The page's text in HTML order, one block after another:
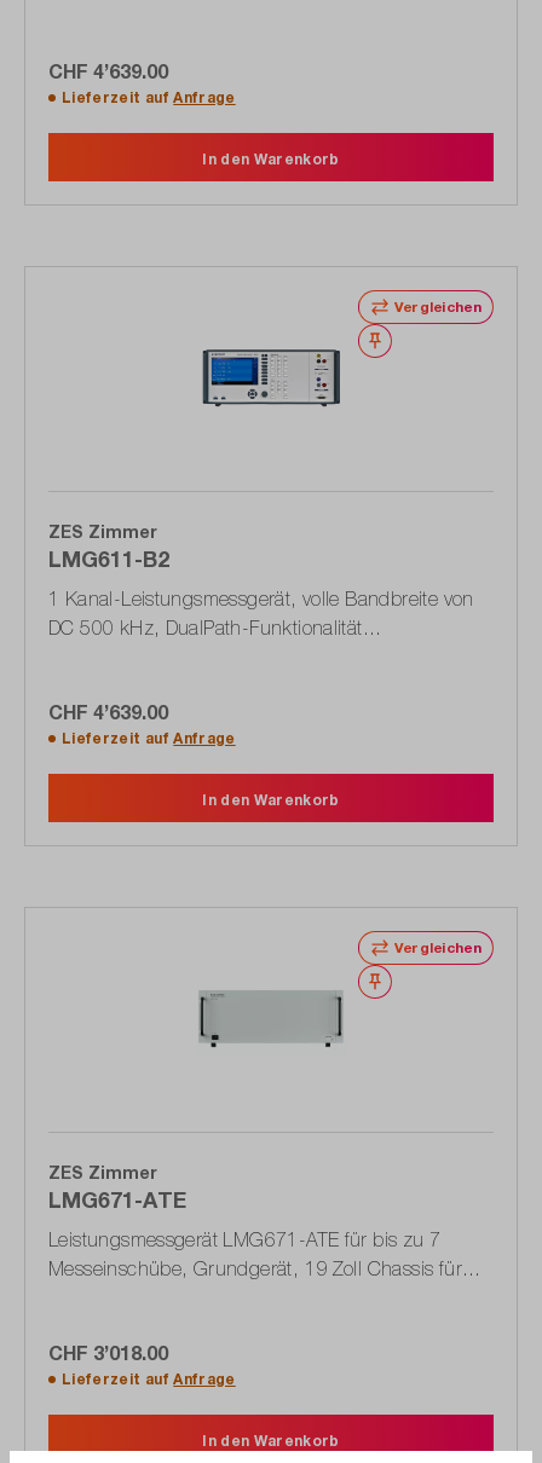
CHF 4’639.00
Lieferzeit aufAnfrage
In den Warenkorb
Vergleichen
Merken
ZES Zimmer
LMG611-B2
1 Kanal-Leistungsmessgerät, volle Bandbreite von
DC 500 kHz, DualPath-Funktionalität
CHF 4’639.00
Lieferzeit aufAnfrage
In den Warenkorb
Vergleichen
Merken
ZES Zimmer
LMG671-ATE
Leistungsmessgerät LMG671-ATE für bis zu 7
Messeinschübe, Grundgerät, 19 Zoll Chassis für
CHF 3’018.00
Lieferzeit aufAnfrage
In den Warenkorb